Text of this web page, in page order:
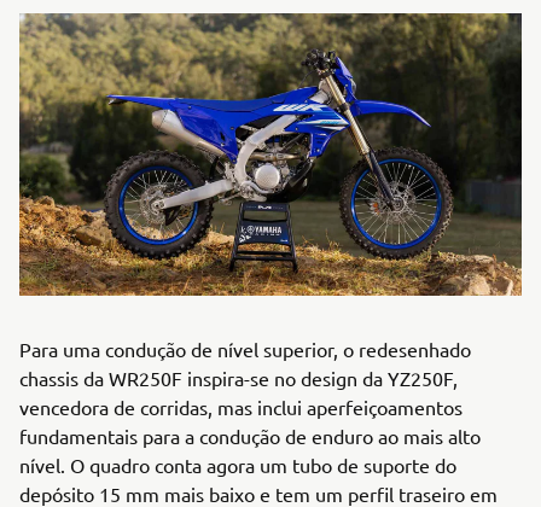
Para uma condução de nível superior, o redesenhado
chassis da WR250F inspira-se no design da YZ250F,
vencedora de corridas, mas inclui aperfeiçoamentos
fundamentais para a condução de enduro ao mais alto
nível. O quadro conta agora um tubo de suporte do
depósito 15 mm mais baixo e tem um perfil traseiro em